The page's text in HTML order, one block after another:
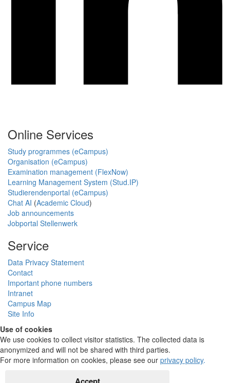
Online Services
Study programmes (eCampus)
Organisation (eCampus)
Examination management (FlexNow)
Learning Management System (Stud.IP)
Studierendenportal (eCampus)
Chat AI (Academic Cloud)
Job announcements
Jobportal Stellenwerk
Service
Data Privacy Statement
Contact
Important phone numbers
Intranet
Campus Map
Site Info
Use of cookies
We use cookies to collect visitor statistics. The collected data is
anonymized and will not be shared with third parties.
For more information on cookies, please see our privacy policy.